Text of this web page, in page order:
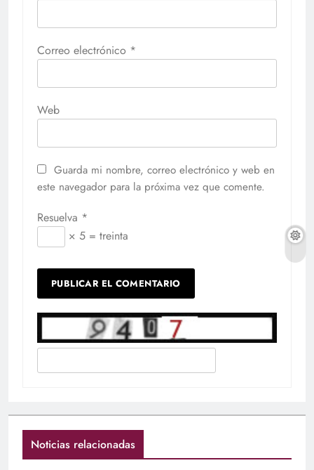
Correo electrónico *
Web
Guarda mi nombre, correo electrónico y web en
este navegador para la próxima vez que comente.
Resuelva *
× 5 = treinta
Noticias relacionadas